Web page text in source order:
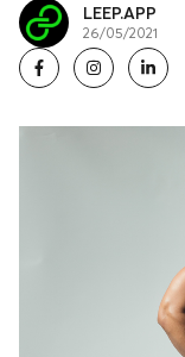
LEEP.APP
26/05/2021